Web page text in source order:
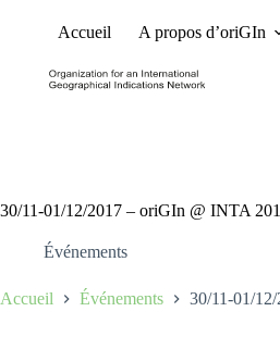
Accueil A propos d’oriGIn
30/11-01/12/2017 – oriGIn @ INTA
Événements
Accueil Événements 30/11-01/